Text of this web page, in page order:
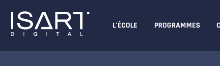
L'ÉCOLE PROGRAMMES